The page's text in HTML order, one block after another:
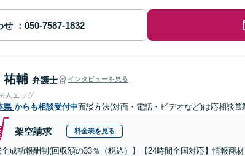
せ
祐輔 弁護士 インタビューを見る
人エッグ
県からも相談受付中面談方法(対面・電話・ビデオなど)は応相談営
架空請求 料金表を見る
全成功報酬制(回収額の33％（税込）】【24時間全国対応】情報商